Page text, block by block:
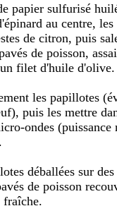
papier sulfurisé
au centre,
de citron, puis
de poisson,
filet d'huile d'olive.
les papillotes
puis les mettre
ondes (puissance
déballées sur des
de poisson
fraîche.